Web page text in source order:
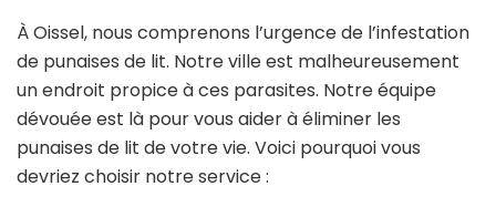
À Oissel, nous comprenons l’urgence de l’infestation
de punaises de lit. Notre ville est malheureusement
un endroit propice à ces parasites. Notre équipe
dévouée est là pour vous aider à éliminer les
punaises de lit de votre vie. Voici pourquoi vous
devriez choisir notre service :